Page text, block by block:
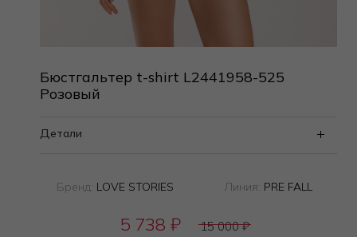
Бюстгальтер t-shirt L2441958-525
Розовый
Детали
Бренд: LOVE STORIES Линия: PRE FALL
5 738 ₽ 15 000₽